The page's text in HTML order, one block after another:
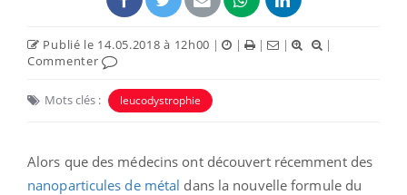
Publié le 14.05.2018 à 12h00 | | | |
|
Commenter
Mots clés : leucodystrophie
Alors que des médecins ont découvert récemment des
nanoparticules de métal dans la nouvelle formule du